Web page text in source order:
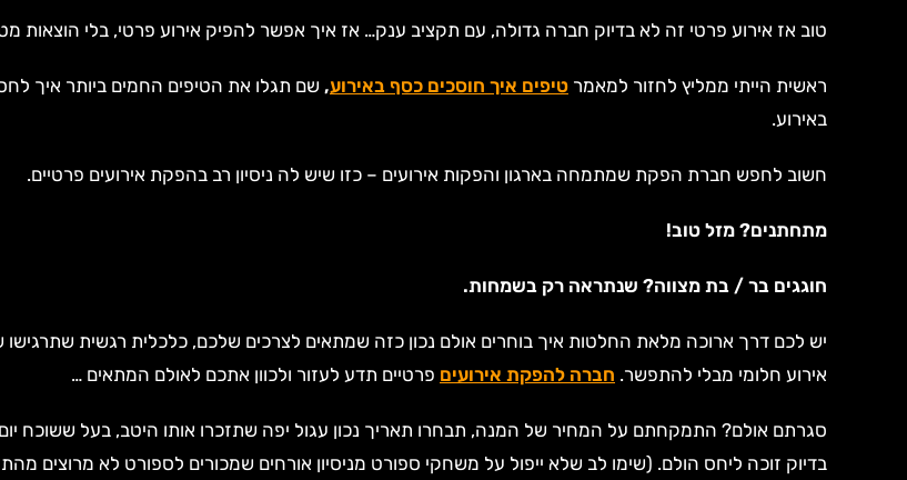
טוב אז אירוע פרטי זה לא בדיוק חברה גדולה, עם תקציב ענק… אז איך אפשר להפיק אירוע פרטי, בלי הוצאות
ראשית הייתי ממליץ לחזור למאמר טיפים איך חוסכים כסף באירוע, שם תגלו את הטיפים החמים ביותר איך
באירוע.
חשוב לחפש חברת הפקת שמתמחה בארגון והפקות אירועים – כזו שיש לה ניסיון רב בהפקת אירועים פרטיים.
מתחתנים? מזל טוב!
חוגגים בר / בת מצווה? שנתראה רק בשמחות.
יש לכם דרך ארוכה מלאת החלטות איך בוחרים אולם נכון כזה שמתאים לצרכים שלכם, כלכלית רגשית
אירוע חלומי מבלי להתפשר. חברה להפקת אירועים פרטיים תדע לעזור ולכוון אתכם לאולם המתאים …
סגרתם אולם? התמקחתם על המחיר של המנה, תבחרו תאריך נכון עגול יפה שתזכרו אותו היטב, בעל ששוכח יום
בדיוק זוכה ליחס הולם. (שימו לב שלא ייפול על משחקי ספורט מניסיון אורחים שמכורים לספורט לא מרוצים